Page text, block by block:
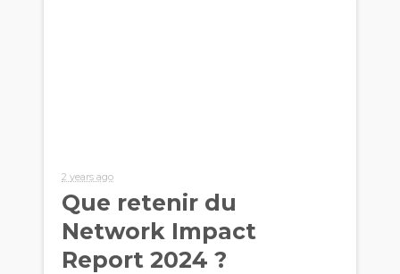
2 years ago
Que retenir du
Network Impact
Report 2024 ?